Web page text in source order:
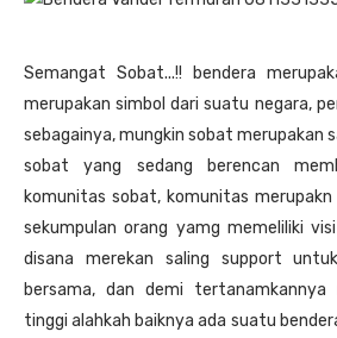
Semangat Sobat...!! bendera
merupakan simbol dari suatu negara,
sebagainya, mungkin sobat merupakan
sobat yang sedang berencan
komunitas sobat, komunitas
sekumpulan orang yamg memeliliki
disana merekan saling support
bersama, dan demi tertanamkannya
tinggi alahkah baiknya ada suatu